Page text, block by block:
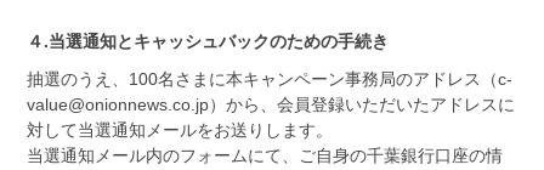
４.当選通知とキャッシュバックのための手続き
抽選のうえ、100名さまに本キャンペーン事務局のアドレス（c-
value@onionnews.co.jp）から、会員登録いただいたアドレスに
対して当選通知メールをお送りします。
当選通知メール内のフォームにて、ご自身の千葉銀行口座の情